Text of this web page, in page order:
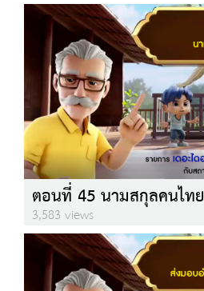
ตอนที่ 45 นามสกุลคนไทย
3,583 views